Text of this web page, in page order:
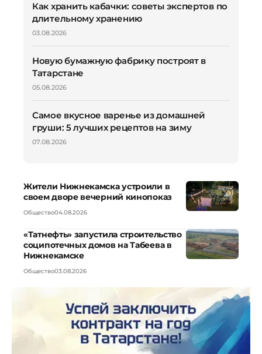
Как хранить кабачки: советы экспертов по
длительному хранению
03.08.2026
Новую бумажную фабрику построят в
Татарстане
05.08.2026
Самое вкусное варенье из домашней
груши: 5 лучших рецептов на зиму
07.08.2026
Жители Нижнекамска устроили в
своем дворе вечерний кинопоказ
Общество04.08.2026
«Татнефть» запустила строительство
соципотечных домов на Табеева в
Нижнекамске
Общество03.08.2026